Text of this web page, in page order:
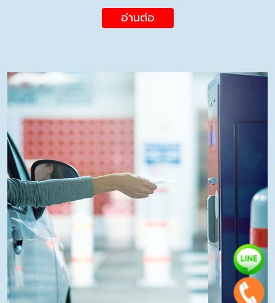
อ่านต่อ